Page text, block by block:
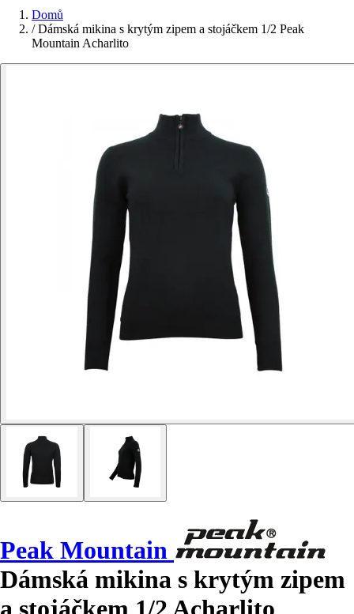
Domů
/ Dámská mikina s krytým zipem a stojáčkem 1/2 Peak
Mountain Acharlito
Peak Mountain
Dámská mikina s krytým zipem